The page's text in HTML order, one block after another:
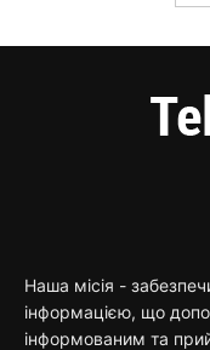
Наша місія -
інформацією, що
інформованим та